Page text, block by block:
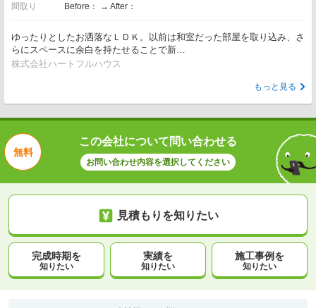
間取り Before： → After：
ゆったりとしたお洒落なＬＤＫ。以前は和室だった部屋を取り込み、さ
らにスペースに余白を持たせることで新…
株式会社ハートフルハウス
もっと見る
無料
この会社について問い合わせる
お問い合わせ内容を選択してください
見積もりを知りたい
完成時期を
知りたい
実績を
知りたい
施工事例を
知りたい